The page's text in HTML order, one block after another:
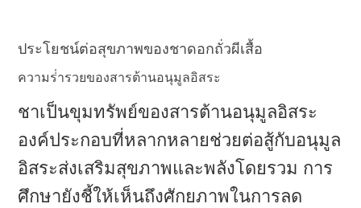
ประโยชน์ต่อสุขภาพของชาดอกถั่วผีเสื้อ
ความร่ํารวยของสารต้านอนุมูลอิสระ
ชาเป็นขุมทรัพย์ของสารต้านอนุมูลอิสระ
องค์ประกอบที่หลากหลายช่วยต่อสู้กับอนุมูล
อิสระส่งเสริมสุขภาพและพลังโดยรวม การ
ศึกษายังชี้ให้เห็นถึงศักยภาพในการลด